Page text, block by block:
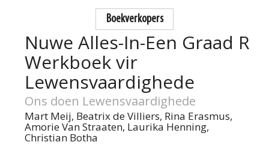
Boekverkopers
Nuwe Alles-In-Een Graad R
Werkboek vir
Lewensvaardighede
Ons doen Lewensvaardighede
Mart Meij, Beatrix de Villiers, Rina Erasmus,
Amorie Van Straaten, Laurika Henning,
Christian Botha